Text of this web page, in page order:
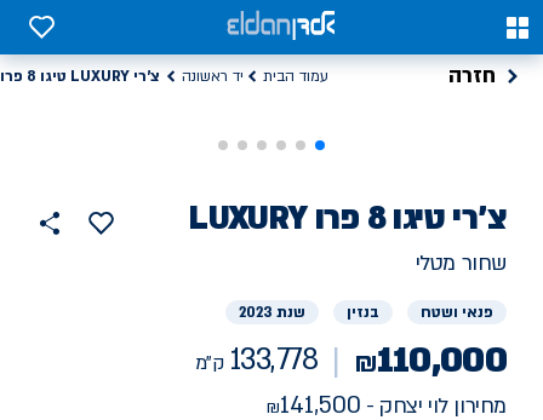
0
0
חזרה עמוד הבית יד ראשונה צ'רי LUXURY טיגו 8 פרו
רכב
יד
צ'ריLUXURY טיגו 8 פרו
133778
הוסף
למועדפים
שחור מטלי
פנאי ושטח בנזין שנת 2023
₪110,000
133,778 ק"מ
מחירון לוי יצחק - 141,500